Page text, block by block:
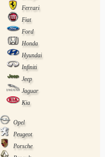
Ferrari
Fiat
Ford
Honda
Hyundai
Infiniti
Jeep
Jaguar
Kia
Opel
Peugeot
Porsche